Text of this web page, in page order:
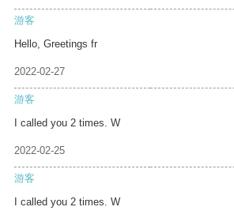
游客
Hello, Greetings fr
2022-02-27
游客
I called you 2 times. W
2022-02-25
游客
I called you 2 times. W